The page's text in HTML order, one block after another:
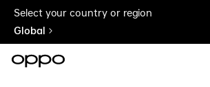
Select your country or region
Global